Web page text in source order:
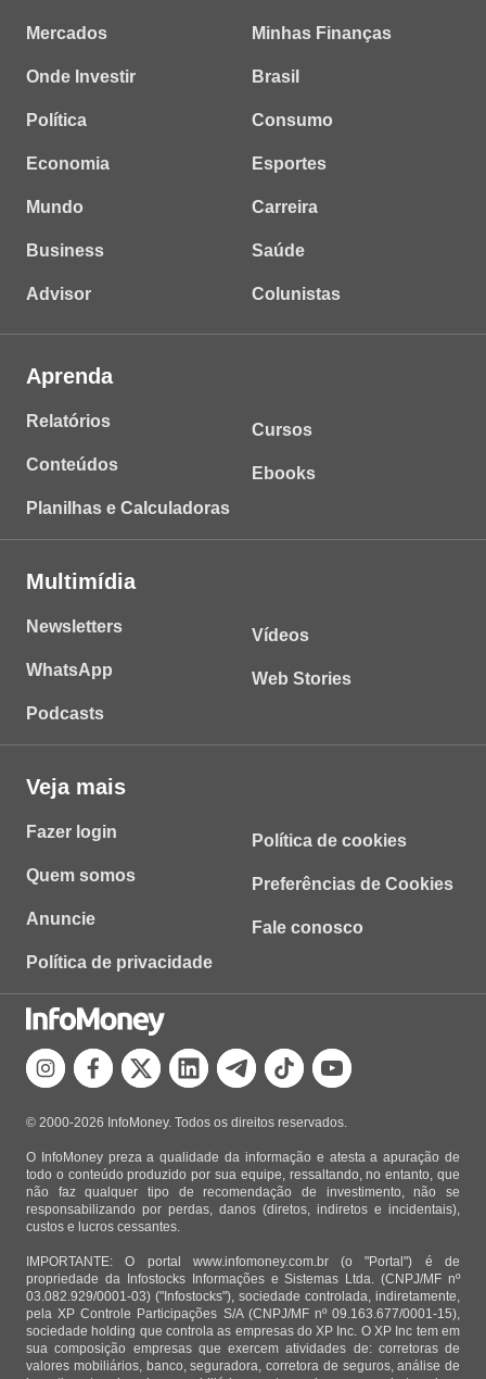
Mercados
Onde Investir
Política
Economia
Mundo
Business
Advisor
Minhas Finanças
Brasil
Consumo
Esportes
Carreira
Saúde
Colunistas
Aprenda
Relatórios
Conteúdos
Planilhas e Calculadoras
Cursos
Ebooks
Multimídia
Newsletters
WhatsApp
Podcasts
Vídeos
Web Stories
Veja mais
Fazer login
Quem somos
Anuncie
Política de privacidade
Política de cookies
Preferências de Cookies
Fale conosco
© 2000-2026 InfoMoney. Todos os direitos reservados.
O InfoMoney preza a qualidade da informação e atesta a apuração de
todo o conteúdo produzido por sua equipe, ressaltando, no entanto, que
não faz qualquer tipo de recomendação de investimento, não se
responsabilizando por perdas, danos (diretos, indiretos e incidentais),
custos e lucros cessantes.
IMPORTANTE: O portal www.infomoney.com.br (o "Portal") é de
propriedade da Infostocks Informações e Sistemas Ltda. (CNPJ/MF nº
03.082.929/0001-03) ("Infostocks"), sociedade controlada, indiretamente,
pela XP Controle Participações S/A (CNPJ/MF nº 09.163.677/0001-15),
sociedade holding que controla as empresas do XP Inc. O XP Inc tem em
sua composição empresas que exercem atividades de: corretoras de
valores mobiliários, banco, seguradora, corretora de seguros, análise de